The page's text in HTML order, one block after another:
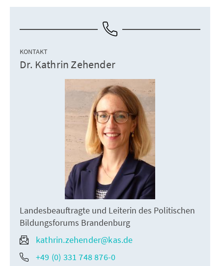
KONTAKT
Dr. Kathrin Zehender
Landesbeauftragte und Leiterin des Politischen
Bildungsforums Brandenburg
kathrin.zehender@kas.de
+49 (0) 331 748 876-0